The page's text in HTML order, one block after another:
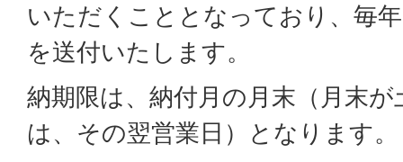
いただくこととなっており、毎
を送付いたします。
納期限は、納付月の月末（月末
は、その翌営業日）となります。